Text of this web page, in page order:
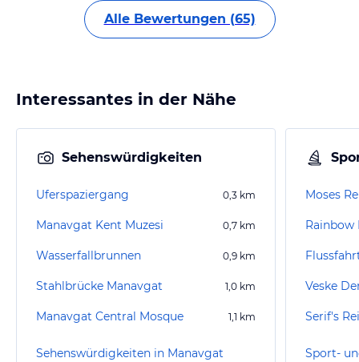
Alle Bewertungen (65)
Interessantes in der Nähe
Sehenswürdigkeiten
Uferspaziergang 0,3 km
Manavgat Kent Muzesi 0,7 km
Wasserfallbrunnen 0,9 km
Stahlbrücke Manavgat 1,0 km
Manavgat Central Mosque 1,1 km
Sehenswürdigkeiten in Manavgat
Moses
Rainbow
Veske
Serif's